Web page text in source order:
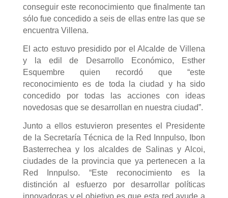
conseguir este reconocimiento que finalmente tan
sólo fue concedido a seis de ellas entre las que se
encuentra Villena.
El acto estuvo presidido por el Alcalde de Villena
y la edil de Desarrollo Económico, Esther
Esquembre quien recordó que “este
reconocimiento es de toda la ciudad y ha sido
concedido por todas las acciones con ideas
novedosas que se desarrollan en nuestra ciudad”.
Junto a ellos estuvieron presentes el Presidente
de la Secretaría Técnica de la Red Innpulso, Ibon
Basterrechea y los alcaldes de Salinas y Alcoi,
ciudades de la provincia que ya pertenecen a la
Red Innpulso. “Este reconocimiento es la
distinción al esfuerzo por desarrollar políticas
innovadoras y el objetivo es que esta red ayude a